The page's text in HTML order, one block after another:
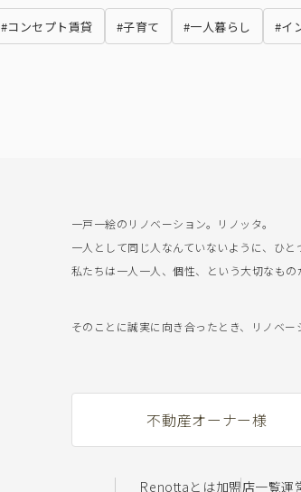
#コンセプト賃貸 #子育て #一人暮らし #イ
一戸一絵のリノベーション。リノッタ。
一人として同じ人なんていないように、ひ
私たちは一人一人、個性、という大切なもの
そのことに誠実に向き合ったとき、リノベ
不動産オーナー様
Renottaとは加盟店一覧運